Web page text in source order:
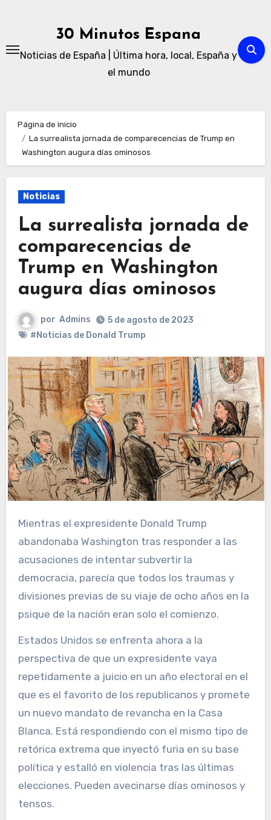
30 Minutos Espana
Noticias de España | Última hora, local, España y
el mundo
Página de inicio
La surrealista jornada de comparecencias de Trump en
Washington augura días ominosos
Noticias
La surrealista jornada de
comparecencias de
Trump en Washington
augura días ominosos
por Admins
5 de agosto de 2023
#Noticias de Donald Trump
Mientras el expresidente Donald Trump
abandonaba Washington tras responder a las
acusaciones de intentar subvertir la
democracia, parecía que todos los traumas y
divisiones previas de su viaje de ocho años en la
psique de la nación eran solo el comienzo.
Estados Unidos se enfrenta ahora a la
perspectiva de que un expresidente vaya
repetidamente a juicio en un año electoral en el
que es el favorito de los republicanos y promete
un nuevo mandato de revancha en la Casa
Blanca. Está respondiendo con el mismo tipo de
retórica extrema que inyectó furia en su base
política y estalló en violencia tras las últimas
elecciones. Pueden avecinarse días ominosos y
tensos.